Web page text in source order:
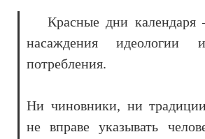
Красные дни календаря
насаждения идеологии
потребления.
Ни чиновники, ни
не вправе указывать